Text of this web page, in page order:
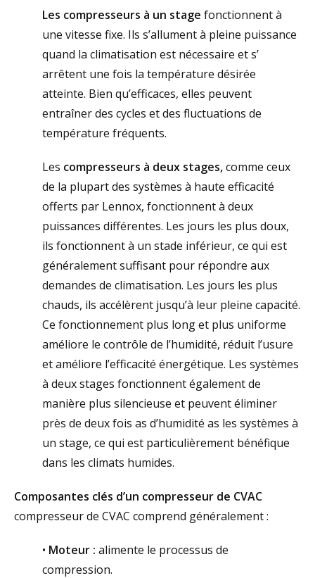
Les compresseurs à un stage fonctionnent à
une vitesse fixe. Ils s’allument à pleine puissance
quand la climatisation est nécessaire et s’
arrêtent une fois la température désirée
atteinte. Bien qu’efficaces, elles peuvent
entraîner des cycles et des fluctuations de
température fréquents.
Les compresseurs à deux stages,comme ceux
de la plupart des systèmes à haute efficacité
offerts par Lennox, fonctionnent à deux
puissances différentes. Les jours les plus doux,
ils fonctionnent à un stade inférieur, ce qui est
généralement suffisant pour répondre aux
demandes de climatisation. Les jours les plus
chauds, ils accélèrent jusqu’à leur pleine capacité.
Ce fonctionnement plus long et plus uniforme
améliore le contrôle de l’humidité, réduit l’usure
et améliore l’efficacité énergétique. Les systèmes
à deux stages fonctionnent également de
manière plus silencieuse et peuvent éliminer
près de deux fois as d’humidité as les systèmes à
un stage, ce qui est particulièrement bénéfique
dans les climats humides.
Composantes clés d’un compresseur de CVAC
compresseur de CVAC comprend généralement :
• Moteur : alimente le processus de
compression.